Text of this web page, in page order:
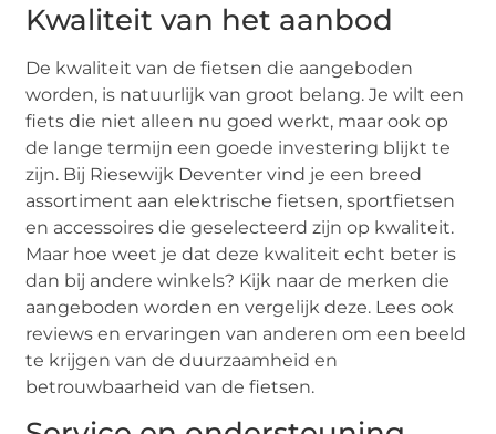
Kwaliteit van het aanbod
De kwaliteit van de fietsen die aangeboden
worden, is natuurlijk van groot belang. Je wilt een
fiets die niet alleen nu goed werkt, maar ook op
de lange termijn een goede investering blijkt te
zijn. Bij Riesewijk Deventer vind je een breed
assortiment aan elektrische fietsen, sportfietsen
en accessoires die geselecteerd zijn op kwaliteit.
Maar hoe weet je dat deze kwaliteit echt beter is
dan bij andere winkels? Kijk naar de merken die
aangeboden worden en vergelijk deze. Lees ook
reviews en ervaringen van anderen om een beeld
te krijgen van de duurzaamheid en
betrouwbaarheid van de fietsen.